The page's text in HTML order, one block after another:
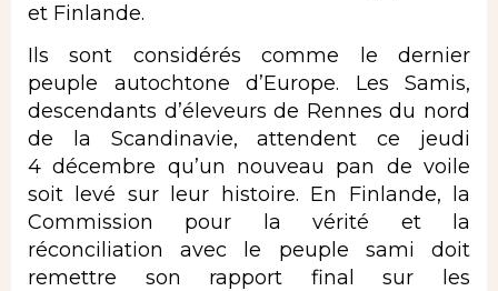
et Finlande.
Ils sont considérés comme le dernier
peuple autochtone d’Europe. Les Samis,
descendants d’éleveurs de Rennes du nord
de la Scandinavie, attendent ce jeudi
4 décembre qu’un nouveau pan de voile
soit levé sur leur histoire. En Finlande, la
Commission pour la vérité et la
réconciliation avec le peuple sami doit
remettre son rapport final sur les